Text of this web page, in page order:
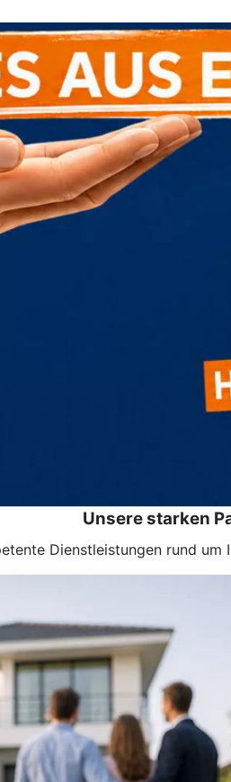
Unsere starken
Dienstleistungen rund